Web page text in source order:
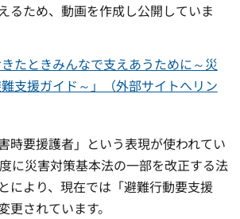
るため、動画を作成し公開していま
たときみんなで支えあうために～災
支援ガイド～」（外部サイトへリン
時要援護者」という表現が使われてい
に災害対策基本法の一部を改正する法
により、現在では「避難行動要支援
されています。